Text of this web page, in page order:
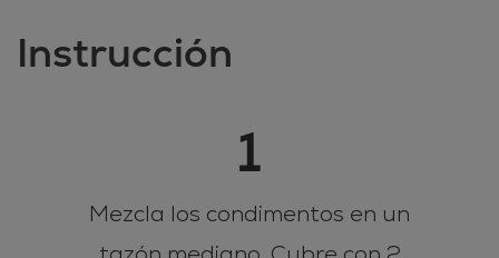
Instrucción
1
Mezcla los condimentos en un